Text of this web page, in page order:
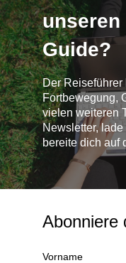
unseren
Guide?
Der Reiseführer
Fortbewegung,
vielen weiteren
Newsletter,
bereite dich auf
Abonniere
Vorname